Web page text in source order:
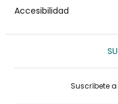
Accesibilidad
Suscríbete